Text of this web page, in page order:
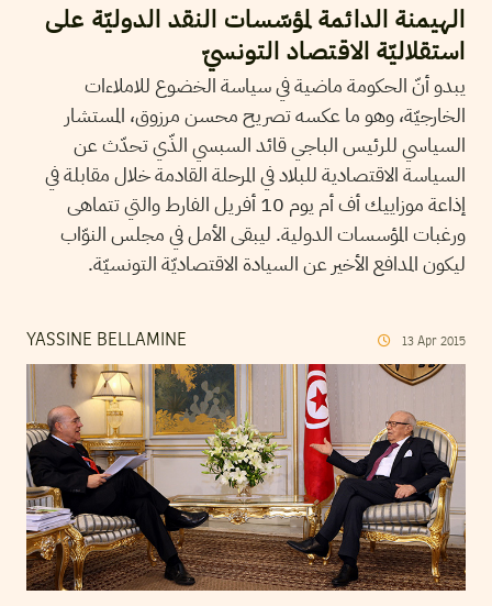
الهيمنة الدائمة لمؤسّسات النقد الدوليّة على
استقلاليّة الاقتصاد التونسيّ
يبدو أنّ الحكومة ماضية في سياسة الخضوع للاملاءات
الخارجيّة، وهو ما عكسه تصريح محسن مرزوق، المستشار
السياسي للرئيس الباجي قائد السبسي الذّي تحدّث عن
السياسة الاقتصادية للبلاد في المرحلة القادمة خلال مقابلة في
إذاعة موزاييك أف أم يوم 10 أفريل الفارط والتي تتماهى
ورغبات المؤسسات الدولية. ليبقى الأمل في مجلس النوّاب
ليكون المدافع الأخير عن السيادة الاقتصاديّة التونسيّة.
YASSINE BELLAMINE 13 Apr 2015